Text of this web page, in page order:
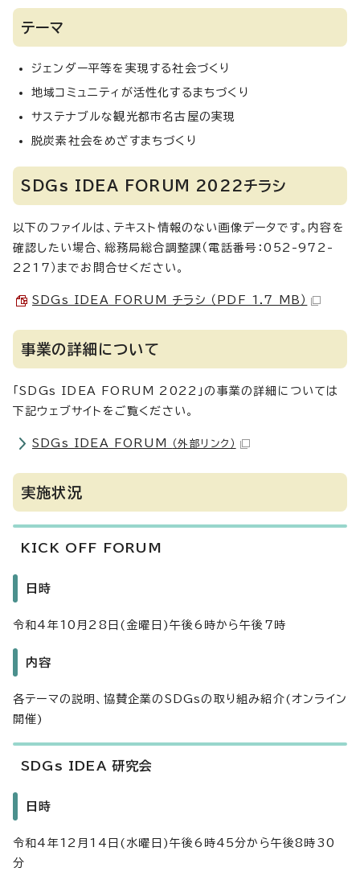
テーマ
ジェンダー平等を実現する社会づくり
地域コミュニティが活性化するまちづくり
サステナブルな観光都市名古屋の実現
脱炭素社会をめざすまちづくり
SDGs IDEA FORUM 2022チラシ
以下のファイルは、テキスト情報のない画像データです。内容を
確認したい場合、総務局総合調整課（電話番号：052-972-
2217）までお問合せください。
SDGs IDEA FORUM チラシ （PDF 1.7 MB）
事業の詳細について
「SDGs IDEA FORUM 2022」の事業の詳細については
下記ウェブサイトをご覧ください。
SDGs IDEA FORUM （外部リンク）
実施状況
KICK OFF FORUM
日時
令和4年10月28日(金曜日)午後6時から午後7時
内容
各テーマの説明、協賛企業のSDGsの取り組み紹介(オンライン
開催)
SDGs IDEA 研究会
日時
令和4年12月14日(水曜日)午後6時45分から午後8時30
分